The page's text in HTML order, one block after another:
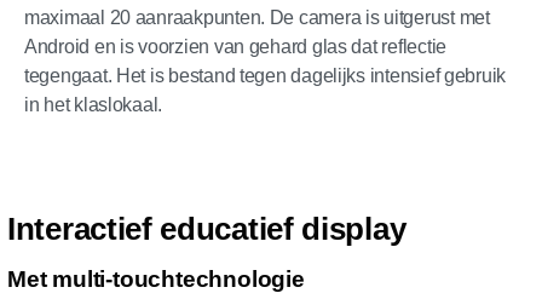
maximaal 20 aanraakpunten. De camera is uitgerust met
Android en is voorzien van gehard glas dat reflectie
tegengaat. Het is bestand tegen dagelijks intensief gebruik
in het klaslokaal.
Interactief educatief display
Met multi-touchtechnologie